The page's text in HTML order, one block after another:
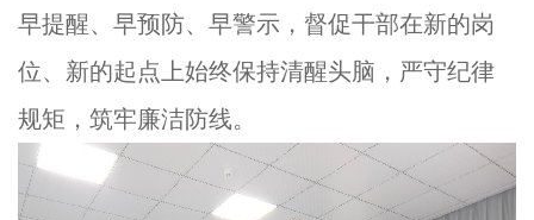
早提醒、早预防、早警示，督促干部在新的岗
位、新的起点上始终保持清醒头脑，严守纪律
规矩，筑牢廉洁防线。